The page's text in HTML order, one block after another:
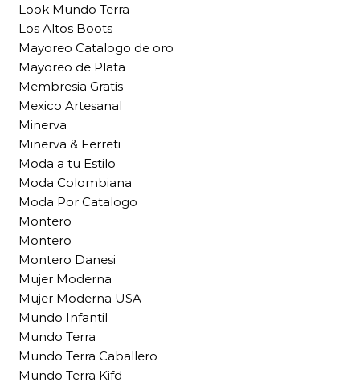
Look Mundo Terra
Los Altos Boots
Mayoreo Catalogo de oro
Mayoreo de Plata
Membresia Gratis
Mexico Artesanal
Minerva
Minerva & Ferreti
Moda a tu Estilo
Moda Colombiana
Moda Por Catalogo
Montero
Montero
Montero Danesi
Mujer Moderna
Mujer Moderna USA
Mundo Infantil
Mundo Terra
Mundo Terra Caballero
Mundo Terra Kifd